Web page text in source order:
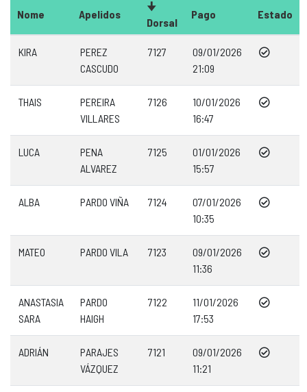
Nome Apelidos
Dorsal
Pago Estado
KIRA
PEREZ
CASCUDO
7127
09/01/2026
21:09
THAIS
PEREIRA
VILLARES
7126
10/01/2026
16:47
LUCA
PENA
ALVAREZ
7125
01/01/2026
15:57
ALBA PARDO VIÑA 7124
07/01/2026
10:35
MATEO PARDO VILA 7123
09/01/2026
11:36
ANASTASIA
SARA
PARDO
HAIGH
7122
11/01/2026
17:53
ADRIÁN
PARAJES
VÁZQUEZ
7121
09/01/2026
11:21